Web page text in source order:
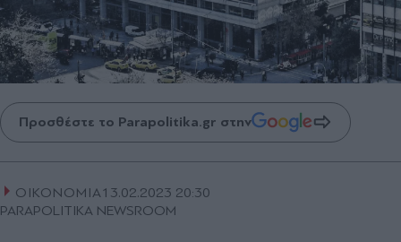
Προσθέστε το Parapolitika.gr στην
ΟΙΚΟΝΟΜΙΑ13.02.2023 20:30
PARAPOLITIKA NEWSROOM